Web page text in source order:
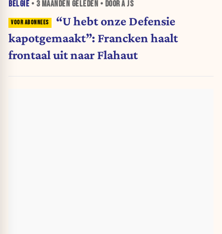
BELGIË • 3 MAANDEN GELEDEN • DOOR A JS
“U hebt onze Defensie
kapotgemaakt”: Francken haalt
frontaal uit naar Flahaut